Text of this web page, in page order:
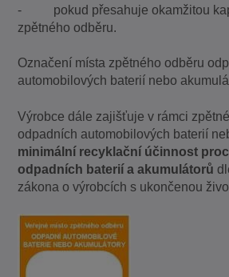
- pokud přesahuje okamžitou
zpětného odběru.
Označení místa zpětného odběru
automobilových baterií nebo
Výrobce dále zajišťuje v rámci
odpadních automobilových baterií
minimální recyklační účinnost
odpadních baterií a akumulátorů
zákona o výrobcích s ukončenou